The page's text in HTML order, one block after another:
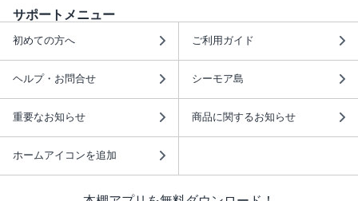
サポートメニュー
初めての方へ ご利用ガイド
ヘルプ・お問合せ シーモア島
重要なお知らせ 商品に関するお知らせ
ホームアイコンを追加